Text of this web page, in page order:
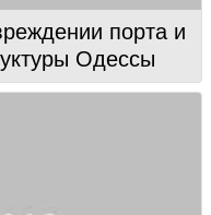
порта и
Одессы